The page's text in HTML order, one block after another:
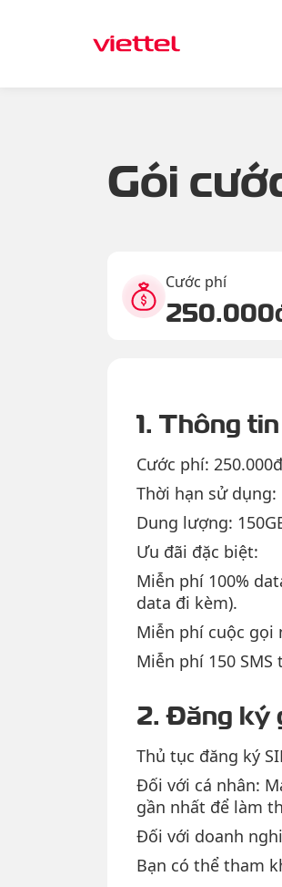
Gói
Cước phí
1. Thông
Cước phí: 250.000đ
Thời hạn sử dụng:
Dung lượng:
Ưu đãi đặc biệt:
Miễn phí 100%
data đi kèm).
Miễn phí cuộc gọi
Miễn phí 150
2. Đăng ký
Thủ tục đăng ký
Đối với cá nhân:
gần nhất để làm
Đối với doanh
Bạn có thể tham